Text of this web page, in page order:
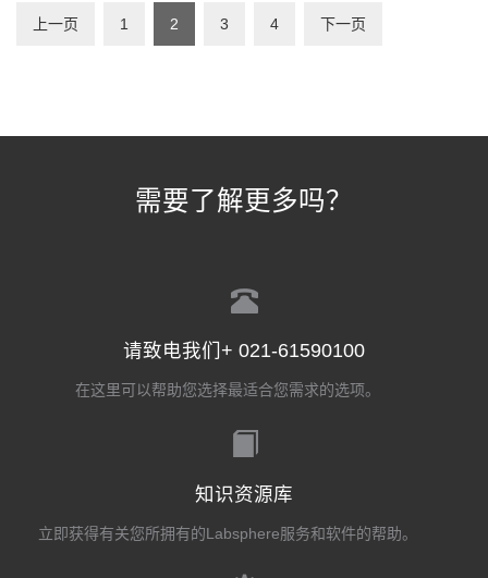
上一页 1 2 3 4 下一页
需要了解更多吗？
请致电我们+ 021-61590100
在这里可以帮助您选择最适合您需求的选项。
知识资源库
立即获得有关您所拥有的Labsphere服务和软件的帮助。